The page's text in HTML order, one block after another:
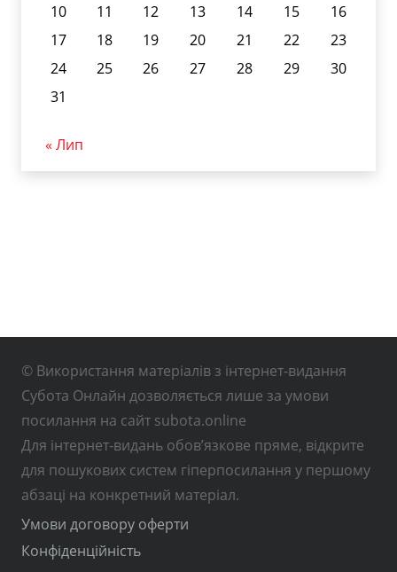
10
11 12 13 14 15
16
17
18 19 20 21 22
23
24
25 26 27 28 29
30
31
« Лип
© Використання матеріалів з інтернет-видання
Субота Онлайн дозволяється лише за умови
посилання на сайт subota.online
Для інтернет-видань обов’язкове пряме, відкрите
для пошукових систем гіперпосилання у першому
абзаці на конкретний матеріал.
Умови договору оферти
Конфіденційність